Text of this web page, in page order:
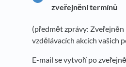
zveřejnění termínů
(předmět zprávy: Zveřejněn
vzdělávacích akcích vašich
E-mail se vytvoří po